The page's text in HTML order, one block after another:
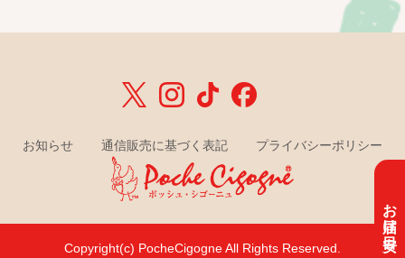
お届け目安
お知らせ 通信販売に基づく表記 プライバシーポリシー
Copyright(c) PocheCigogne All Rights Reserved.